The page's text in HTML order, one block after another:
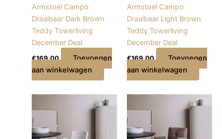
Armstoel Campo
Draaibaar Dark Brown
Teddy Towerliving
December Deal
€169,00
Toevoegen
aan winkelwagen
Armstoel Campo
Draaibaar Light Brown
Teddy Towerliving
December Deal
€169,00
Toevoegen
aan winkelwagen